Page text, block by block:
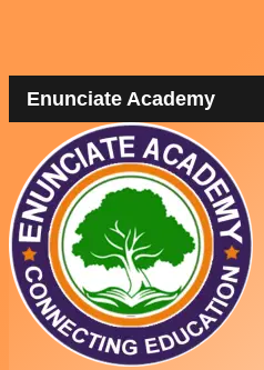
Enunciate Academy